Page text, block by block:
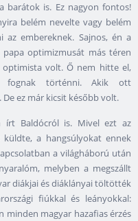
barátok is. Ez nagyon fontos!
belém nevelte vagy belém
az embereknek. Sajnos, én a
optimizmusát más téren
volt. Ő nem hitte el,
fognak történni. Akik ott
ez már kicsit később volt.
írt Baldócról is. Mivel ezt az
küldte, a hangsúlyokat ennek
a világháború után
melyben a megszállt
diákjai és diáklányai töltötték
fiúkkal és leányokkal:
minden magyar hazafias érzés